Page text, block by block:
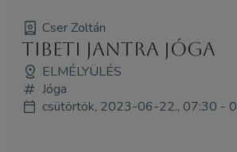
Cser Zoltán
Tibeti jantra jóga
ELMÉLYÜLÉS
Jóga
csütörtök, 2023-06-22., 07:30 -